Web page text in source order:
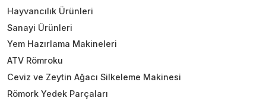
Hayvancılık Ürünleri
Sanayi Ürünleri
Yem Hazırlama Makineleri
ATV Römroku
Ceviz ve Zeytin Ağacı Silkeleme Makinesi
Römork Yedek Parçaları